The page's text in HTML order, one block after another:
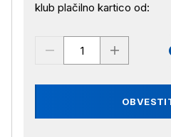
klub plačilno kartico od: